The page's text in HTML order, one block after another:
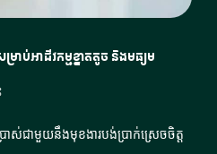
ាប់អាជីវកម្មខ្នាតតូច និងមធ្យម
រាស់ជាមួយនឹងមុខងារបង់ប្រាក់ស្រេចចិត្ត